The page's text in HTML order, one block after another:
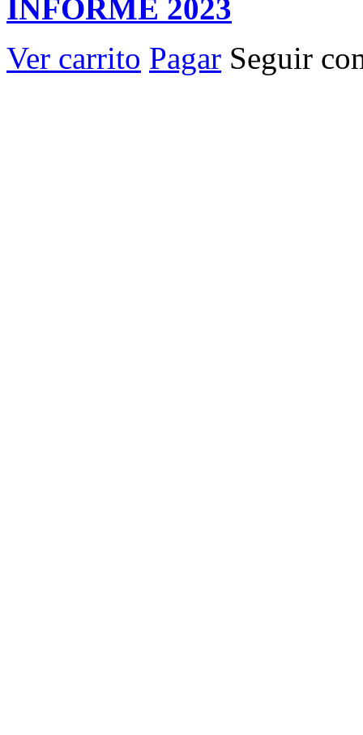
INFORME 2023
Ver carrito Pagar Seguir